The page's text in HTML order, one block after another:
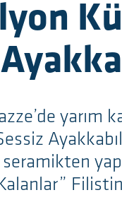
yarım
seramikten